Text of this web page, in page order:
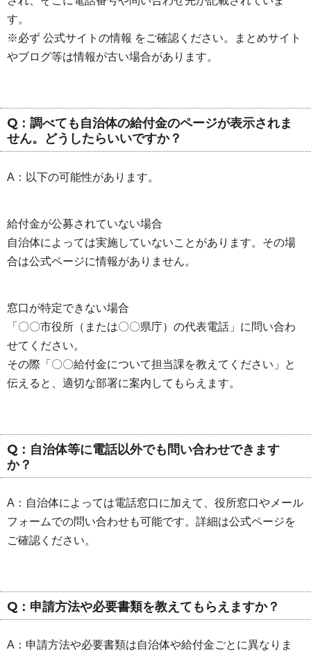
す。
※必ず 公式サイトの情報 をご確認ください。まとめサイト
やブログ等は情報が古い場合があります。
Q：調べても自治体の給付金のページが表示されま
せん。どうしたらいいですか？
A：以下の可能性があります。
給付金が公募されていない場合
自治体によっては実施していないことがあります。その場
合は公式ページに情報がありません。
窓口が特定できない場合
「〇〇市役所（または〇〇県庁）の代表電話」に問い合わ
せてください。
その際「〇〇給付金について担当課を教えてください」と
伝えると、適切な部署に案内してもらえます。
Q：自治体等に電話以外でも問い合わせできます
か？
A：自治体によっては電話窓口に加えて、役所窓口やメール
フォームでの問い合わせも可能です。詳細は公式ページを
ご確認ください。
Q：申請方法や必要書類を教えてもらえますか？
A：申請方法や必要書類は自治体や給付金ごとに異なりま